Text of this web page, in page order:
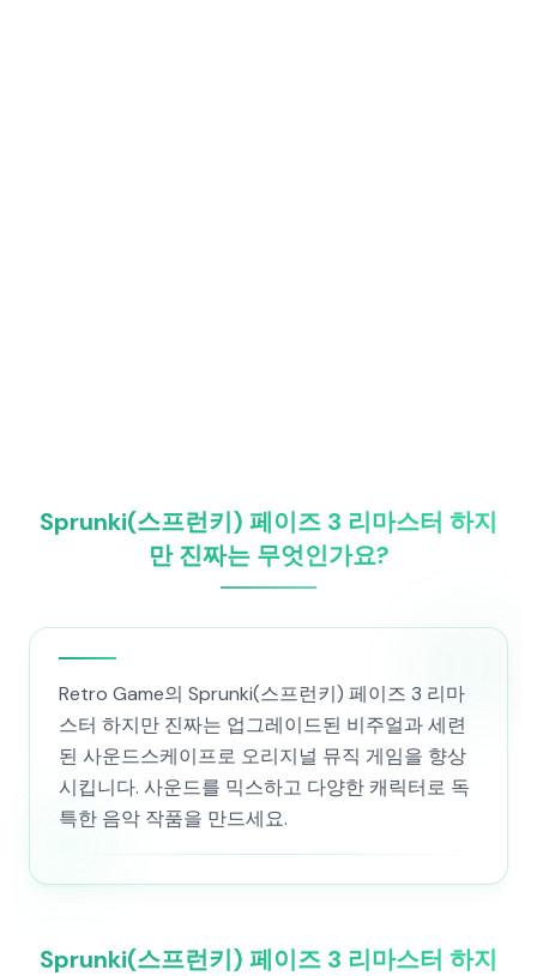
Sprunki(스프런키) 페이즈 3 리마스터 하지
만 진짜는 무엇인가요?
Retro Game의 Sprunki(스프런키) 페이즈 3 리마
스터 하지만 진짜는 업그레이드된 비주얼과 세련
된 사운드스케이프로 오리지널 뮤직 게임을 향상
시킵니다. 사운드를 믹스하고 다양한 캐릭터로 독
특한 음악 작품을 만드세요.
Sprunki(스프런키) 페이즈 3 리마스터 하지